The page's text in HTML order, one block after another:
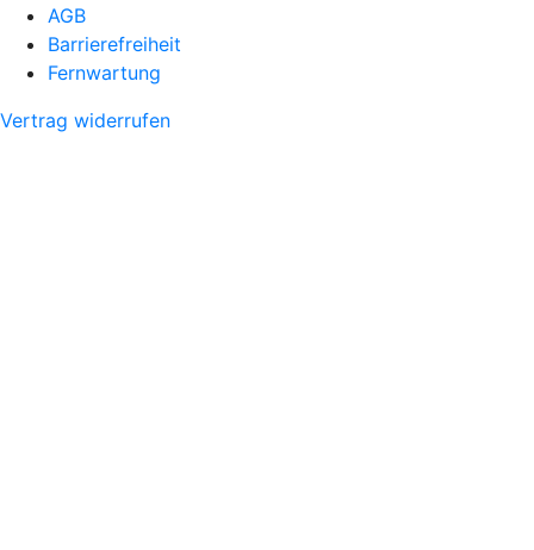
AGB
Barrierefreiheit
Fernwartung
Vertrag widerrufen